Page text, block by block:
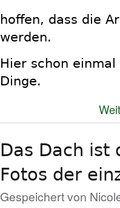
hoffen, dass die
werden.
Hier schon
Dinge.
Das Dach ist
Fotos der
Gespeichert von